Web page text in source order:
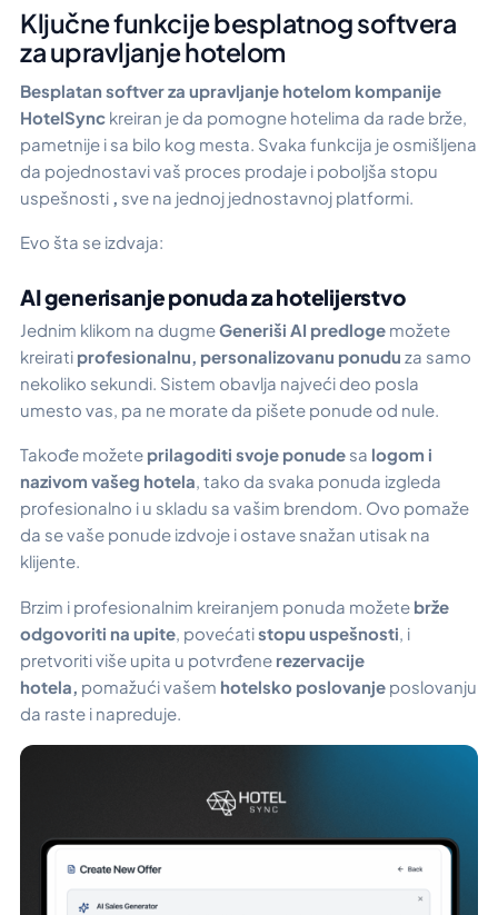
Ključne funkcije besplatnog softvera
za upravljanje hotelom
Besplatan softver za upravljanje hotelom kompanije
HotelSync kreiran je da pomogne hotelima da rade brže,
pametnije i sa bilo kog mesta. Svaka funkcija je osmišljena
da pojednostavi vaš proces prodaje i poboljša stopu
uspešnosti
sve na jednoj jednostavnoj platformi.
Evo šta se izdvaja:
AI generisanje ponuda za hotelijerstvo
Jednim klikom na dugmeGeneriši AI predloge možete
kreirati profesionalnu, personalizovanu ponudu za samo
nekoliko sekundi. Sistem obavlja najveći deo posla
umesto vas, pa ne morate da pišete ponude od nule.
Takođe možete prilagoditi svoje ponude sa logom i
nazivom vašeg hotela, tako da svaka ponuda izgleda
profesionalno i u skladu sa vašim brendom. Ovo pomaže
da se vaše ponude izdvoje i ostave snažan utisak na
klijente.
Brzim i profesionalnim kreiranjem ponuda možete brže
odgovoriti na upite , povećatistopu uspešnosti , i
pretvoriti više upita u potvrđene rezervacije
hotela, pomažući vašem hotelsko poslovanje poslovanju
da raste i napreduje.